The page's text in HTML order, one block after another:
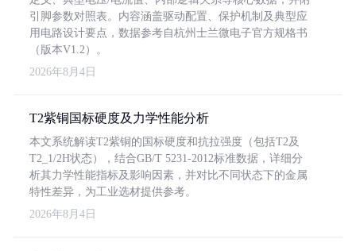
引脚参数对照表。内容涵盖驱动配置、保护机制及典型应
用电路设计要点，数据参考自杭州士兰微电子官方规格书
（版本V1.2）。
2026年8月4日
T2紫铜国标硬度及力学性能分析
本文系统解读T2紫铜的国标硬度和抗拉强度（包括T2及
T2_1/2H状态），结合GB/T 5231-2012标准数据，详细分
析其力学性能指标及影响因素，并对比不同状态下的金属
特性差异，为工业选材提供参考。
2026年8月4日